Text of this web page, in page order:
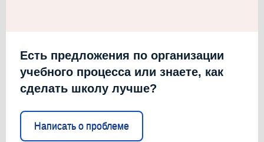
Есть предложения по организации
учебного процесса или знаете, как
сделать школу лучше?
Написать о проблеме